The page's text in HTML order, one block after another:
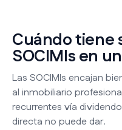
Cuándo tiene
SOCIMIs en
Las SOCIMIs encajan
al inmobiliario
recurrentes vía
directa no puede dar.